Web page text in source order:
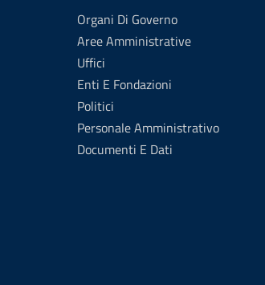
Organi Di Governo
Aree Amministrative
Uffici
Enti E Fondazioni
Politici
Personale Amministrativo
Documenti E Dati